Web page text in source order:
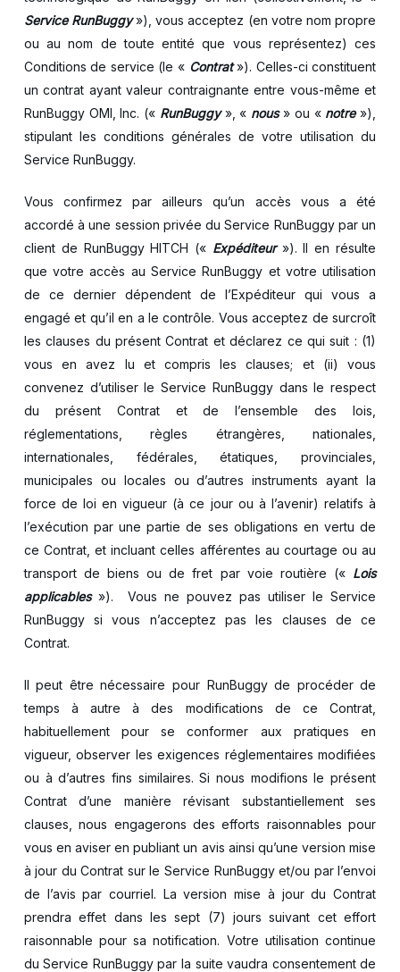
Service RunBuggy»), vous acceptez (en votre nom propre
ou au nom de toute entité que vous représentez) ces
Conditions de service (le « Contrat»). Celles-ci constituent
un contrat ayant valeur contraignante entre vous-même et
RunBuggy OMI, Inc. (« RunBuggy», « nous» ou « notre»),
stipulant les conditions générales de votre utilisation du
Service RunBuggy.
Vous confirmez par ailleurs qu’un accès vous a été
accordé à une session privée du Service RunBuggy par un
client de RunBuggy HITCH (« Expéditeur»). Il en résulte
que votre accès au Service RunBuggy et votre utilisation
de ce dernier dépendent de l’Expéditeur qui vous a
engagé et qu’il en a le contrôle. Vous acceptez de surcroît
les clauses du présent Contrat et déclarez ce qui suit : (1)
vous en avez lu et compris les clauses; et (ii) vous
convenez d’utiliser le Service RunBuggy dans le respect
du présent Contrat et de l’ensemble des lois,
réglementations, règles étrangères, nationales,
internationales, fédérales, étatiques, provinciales,
municipales ou locales ou d’autres instruments ayant la
force de loi en vigueur (à ce jour ou à l’avenir) relatifs à
l’exécution par une partie de ses obligations en vertu de
ce Contrat, et incluant celles afférentes au courtage ou au
transport de biens ou de fret par voie routière (« Lois
applicables»). Vous ne pouvez pas utiliser le Service
RunBuggy si vous n’acceptez pas les clauses de ce
Contrat.
Il peut être nécessaire pour RunBuggy de procéder de
temps à autre à des modifications de ce Contrat,
habituellement pour se conformer aux pratiques en
vigueur, observer les exigences réglementaires modifiées
ou à d’autres fins similaires. Si nous modifions le présent
Contrat d’une manière révisant substantiellement ses
clauses, nous engagerons des efforts raisonnables pour
vous en aviser en publiant un avis ainsi qu’une version mise
à jour du Contrat sur le Service RunBuggy et/ou par l’envoi
de l’avis par courriel. La version mise à jour du Contrat
prendra effet dans les sept (7) jours suivant cet effort
raisonnable pour sa notification. Votre utilisation continue
du Service RunBuggy par la suite vaudra consentement de